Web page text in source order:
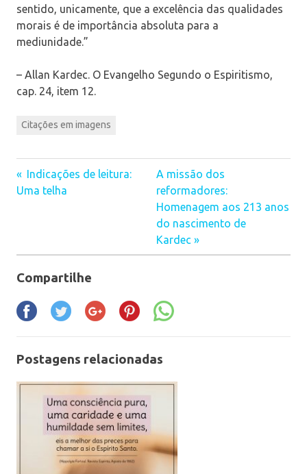
sentido, unicamente, que a excelência das qualidades
morais é de importância absoluta para a
mediunidade.”
– Allan Kardec. O Evangelho Segundo o Espiritismo,
cap. 24, item 12.
Citações em imagens
Navegação
Indicações de leitura:
Uma telha
A missão dos
reformadores:
Homenagem aos 213 anos
do nascimento de
Kardec
Compartilhe
Postagens relacionadas